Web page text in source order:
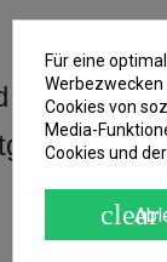
(Xi)
Für eine
Cookies von
Media-
Cookies und
clear